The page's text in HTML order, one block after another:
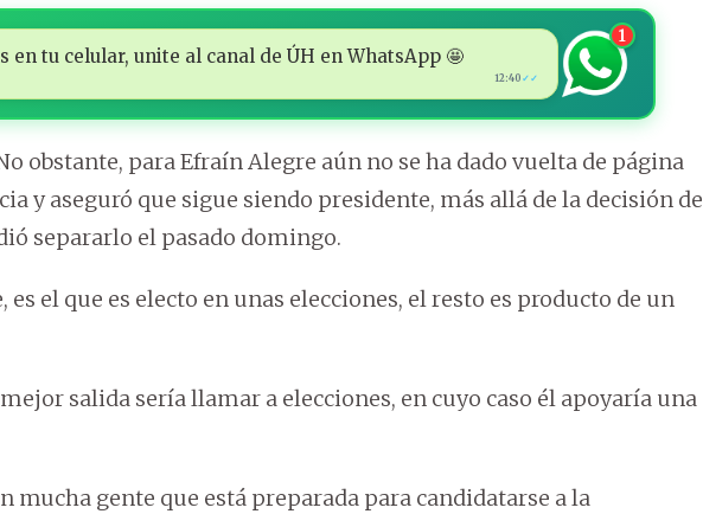
en tu celular, unite al canal de ÚH en WhatsApp 🤩
12:40 ✓✓
1
No obstante, para Efraín Alegre aún no se ha dado vuelta de página
y aseguró que sigue siendo presidente, más allá de la decisión de
separarlo el pasado domingo.
es el que es electo en unas elecciones, el resto es producto de un
salida sería llamar a elecciones, en cuyo caso él apoyaría una
mucha gente que está preparada para candidatarse a la